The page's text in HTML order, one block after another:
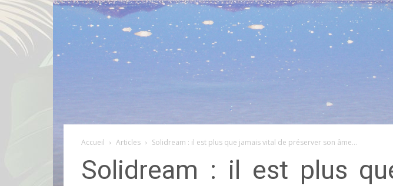
Accueil Articles Solidream : il est plus que jamais vital de préserver son âme...
Solidream : il est plus